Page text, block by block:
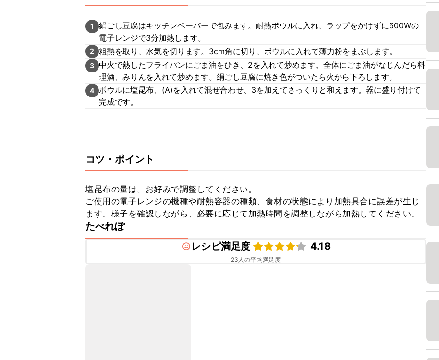
1
絹ごし豆腐はキッチンペーパーで包みます。耐熱ボウルに入れ、ラップをかけずに600Wの
電子レンジで3分加熱します。
2 粗熱を取り、水気を切ります。3cm角に切り、ボウルに入れて薄力粉をまぶします。
3 中火で熱したフライパンにごま油をひき、2を入れて炒めます。全体にごま油がなじんだら料
理酒、みりんを入れて炒めます。絹ごし豆腐に焼き色がついたら火から下ろします。
4 ボウルに塩昆布、(A)を入れて混ぜ合わせ、3を加えてさっくりと和えます。器に盛り付けて
完成です。
コツ・ポイント
塩昆布の量は、お好みで調整してください。
ご使用の電子レンジの機種や耐熱容器の種類、食材の状態により加熱具合に誤差が生じ
ます。様子を確認しながら、必要に応じて加熱時間を調整しながら加熱してください。
たべれぽ
レシピ満足度
4.18
23 人の平均満足度